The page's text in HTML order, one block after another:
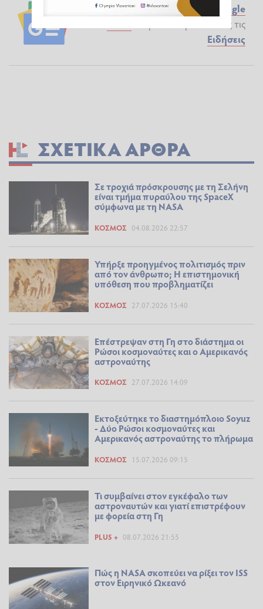
Ακολουθήστε το ilialive.gr στο
Google
και μάθετε πρώτοι όλες τις
Ειδήσεις
ΣΧΕΤΙΚΆ ΆΡΘΡΑ
Σε τροχιά πρόσκρουσης με τη Σελήνη
είναι τμήμα πυραύλου της SpaceX
σύμφωνα με τη NASA
ΚΌΣΜΟΣ 04.08.2026 22:57
Υπήρξε προηγμένος πολιτισμός πριν
από τον άνθρωπο; Η επιστημονική
υπόθεση που προβληματίζει
ΚΌΣΜΟΣ 27.07.2026 15:40
Επέστρεψαν στη Γη στο διάστημα οι
Ρώσοι κοσμοναύτες και ο Αμερικανός
αστροναύτης
ΚΌΣΜΟΣ 27.07.2026 14:09
Εκτοξεύτηκε το διαστημόπλοιο Soyuz
- Δύο Ρώσοι κοσμοναύτες και
Αμερικανός αστροναύτης το πλήρωμα
ΚΌΣΜΟΣ 15.07.2026 09:15
Τι συμβαίνει στον εγκέφαλο των
αστροναυτών και γιατί επιστρέφουν
με φορεία στη Γη
PLUS + 08.07.2026 21:55
Πώς η NASA σκοπεύει να ρίξει τον ISS
στον Ειρηνικό Ωκεανό